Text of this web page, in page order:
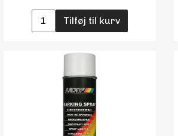
Tilføj til kurv